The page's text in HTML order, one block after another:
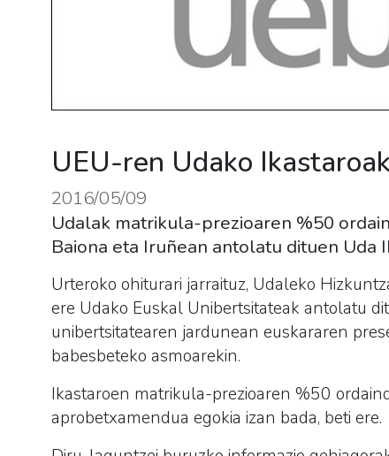
UEU-ren Udako Ikastaroak
2016/05/09
Udalak matrikula-prezioaren %50
Baiona eta Iruñean antolatu dituen Uda
Urteroko ohiturari jarraituz, Udaleko
ere Udako Euskal Unibertsitateak antolatu
unibertsitatearen jardunean euskararen
babesbeteko asmoarekin.
Ikastaroen matrikula-prezioaren %50
aprobetxamendua egokia izan bada, beti ere.